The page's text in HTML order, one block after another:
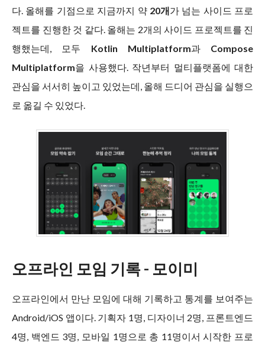
다. 올해를 기점으로 지금까지 약 20개가 넘는 사이드 프로
젝트를 진행한 것 같다. 올해는 2개의 사이드 프로젝트를 진
행했는데, 모두 Kotlin Multiplatform과 Compose
Multiplatform을 사용했다. 작년부터 멀티플랫폼에 대한
관심을 서서히 높이고 있었는데, 올해 드디어 관심을 실행으
로 옮길 수 있었다.
오프라인 모임 기록 - 모이미
오프라인에서 만난 모임에 대해 기록하고 통계를 보여주는
Android/iOS 앱이다. 기획자 1명, 디자이너 2명, 프론트엔드
4명, 백엔드 3명, 모바일 1명으로 총 11명이서 시작한 프로